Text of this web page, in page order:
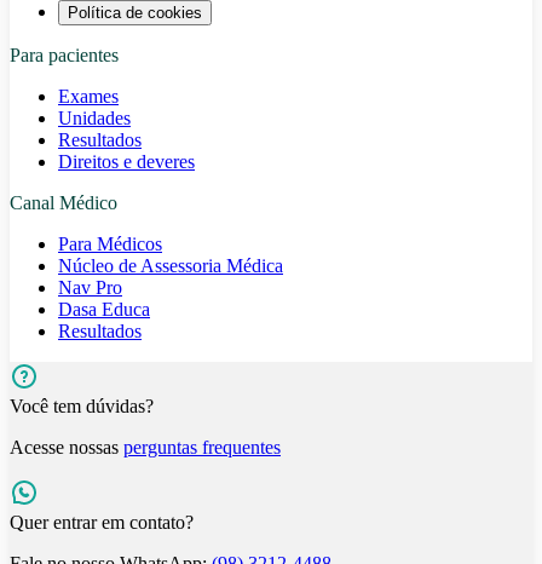
Política de cookies
Para pacientes
Exames
Unidades
Resultados
Direitos e deveres
Canal Médico
Para Médicos
Núcleo de Assessoria Médica
Nav Pro
Dasa Educa
Resultados
Você tem dúvidas?
Acesse nossas perguntas frequentes
Quer entrar em contato?